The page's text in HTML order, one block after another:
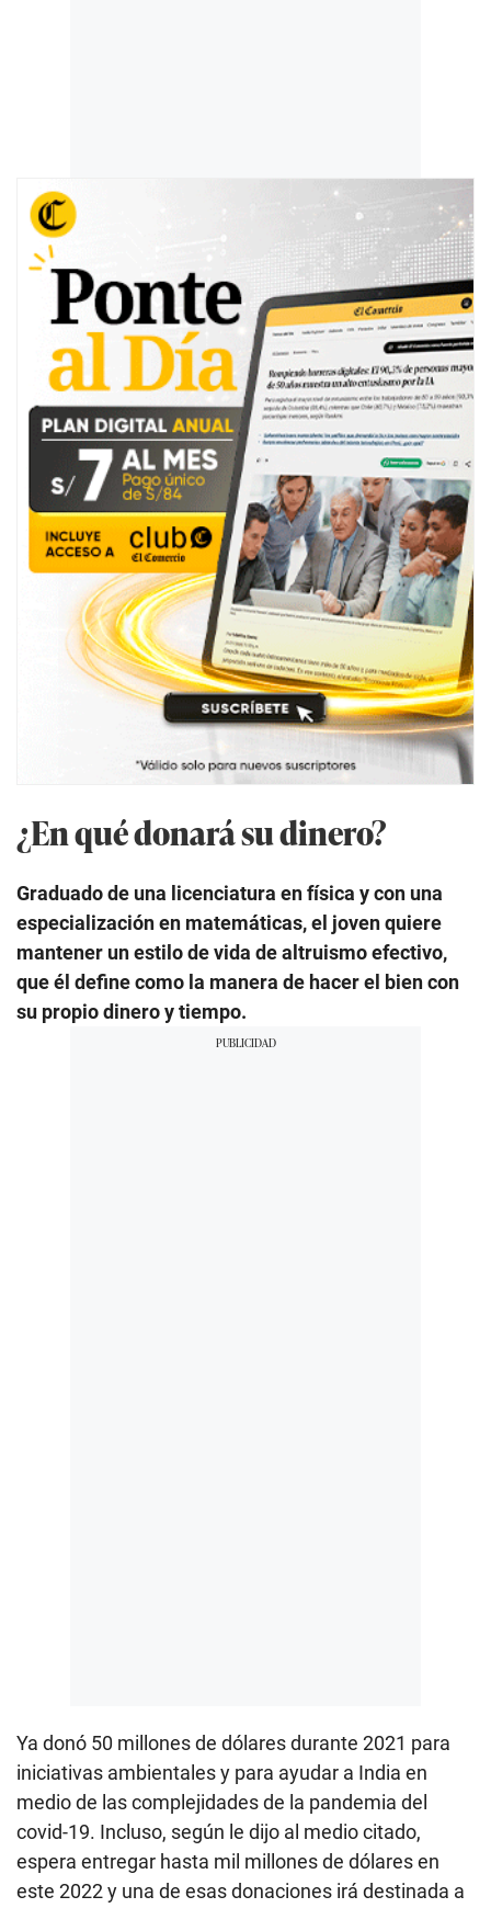
¿En qué donará su dinero?
Graduado de una licenciatura en física y con una
especialización en matemáticas, el joven quiere
mantener un estilo de vida de altruismo efectivo,
que él define como la manera de hacer el bien con
su propio dinero y tiempo.
Ya donó 50 millones de dólares durante 2021 para
iniciativas ambientales y para ayudar a India en
medio de las complejidades de la pandemia del
covid-19. Incluso, según le dijo al medio citado,
espera entregar hasta mil millones de dólares en
este 2022 y una de esas donaciones irá destinada a